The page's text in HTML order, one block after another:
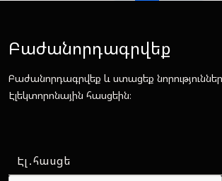
Բաժանորդագրվեք
Բաժանորդագրվեք և ստացեք
Էլեկտորոնային հասցեին։